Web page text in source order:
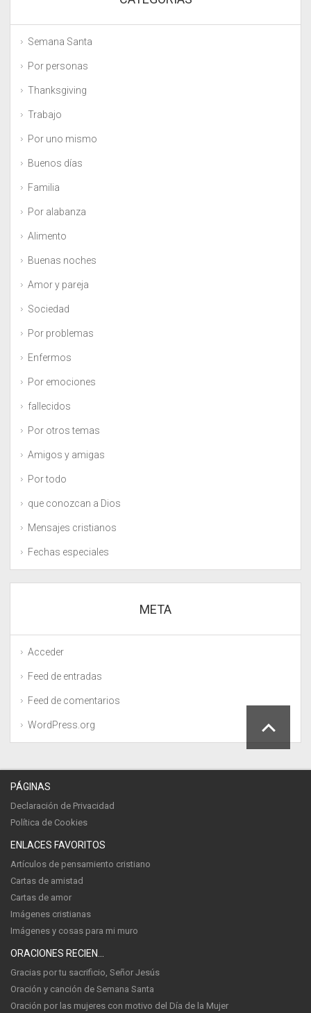
Semana Santa
Por personas
Thanksgiving
Trabajo
Por uno mismo
Buenos días
Familia
Por alabanza
Alimento
Buenas noches
Amor y pareja
Sociedad
Por problemas
Enfermos
Por emociones
fallecidos
Por otros temas
Amigos y amigas
Por todo
que conozcan a Dios
Mensajes cristianos
Fechas especiales
META
Acceder
Feed de entradas
Feed de comentarios
WordPress.org
PÁGINAS
Declaración de Privacidad
Política de Cookies
ENLACES FAVORITOS
Artículos de pensamiento cristiano
Cartas de amistad
Cartas de amor
Imágenes cristianas
Imágenes y cosas para mi muro
ORACIONES RECIENTES
Gracias por tu sacrificio, Señor Jesús
Oración y canción de Semana Santa
Oración por las mujeres con motivo del Día de la Mujer